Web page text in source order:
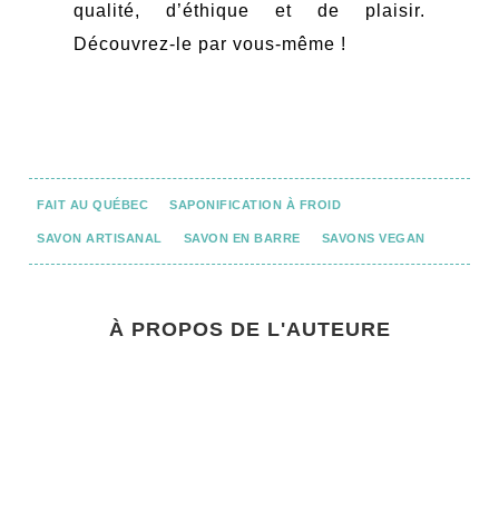
qualité, d’éthique et de plaisir.
Découvrez-le par vous-même !
FAIT AU QUÉBEC SAPONIFICATION À FROID
SAVON ARTISANAL SAVON EN BARRE SAVONS VEGAN
À PROPOS DE L'AUTEURE